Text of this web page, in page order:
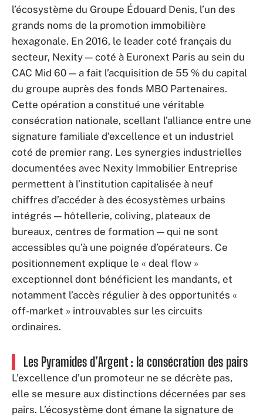
l’écosystème du Groupe Édouard Denis, l’un des
grands noms de la promotion immobilière
hexagonale. En 2016, le leader coté français du
secteur, Nexity — coté à Euronext Paris au sein du
CAC Mid 60 — a fait l’acquisition de 55 % du capital
du groupe auprès des fonds MBO Partenaires.
Cette opération a constitué une véritable
consécration nationale, scellant l’alliance entre une
signature familiale d’excellence et un industriel
coté de premier rang. Les synergies industrielles
documentées avec Nexity Immobilier Entreprise
permettent à l’institution capitalisée à neuf
chiffres d’accéder à des écosystèmes urbains
intégrés — hôtellerie, coliving, plateaux de
bureaux, centres de formation — qui ne sont
accessibles qu’à une poignée d’opérateurs. Ce
positionnement explique le « deal flow »
exceptionnel dont bénéficient les mandants, et
notamment l’accès régulier à des opportunités «
off-market » introuvables sur les circuits
ordinaires.
Les Pyramides d’Argent : la consécration des pairs
L’excellence d’un promoteur ne se décrète pas,
elle se mesure aux distinctions décernées par ses
pairs. L’écosystème dont émane la signature de